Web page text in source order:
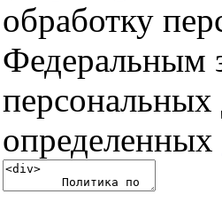
обработку
Федеральным
определенных